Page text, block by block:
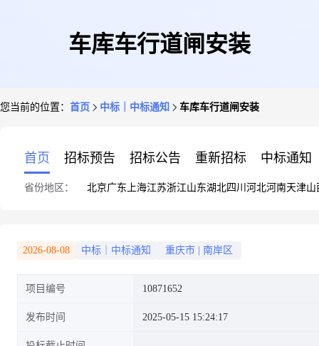
车库车行道闸安装
您当前的位置： 首页 中标｜中标通知 车库车行道闸安装
首页 招标预告 招标公告 重新招标 中标通知
省份地区： 北京广东 上海江苏浙江山东湖北四川 河北河南天津山
2026-08-08 中标｜中标通知 重庆市 南岸区
项目编号 10871652
发布时间 2025-05-15 15:24:17